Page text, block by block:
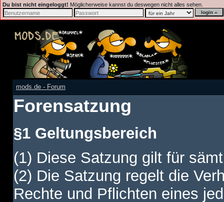
Du bist nicht eingeloggt! Möglicherweise kannst du deswegen nicht alles sehen.
mods.de - Forum
Forensatzung
§1 Geltungsbereich
(1) Diese Satzung gilt für
(2) Die Satzung regelt die
Rechte und Pflichten eines